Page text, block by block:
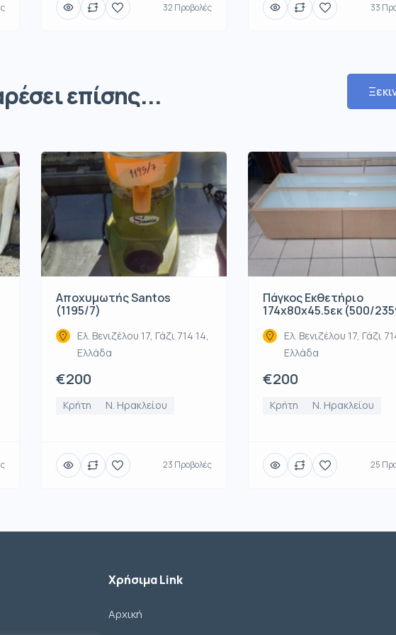
32 Προβολές 33
επίσης...
Αποχυμωτής Santos
(1195/7)
Ελ. Βενιζέλου 17, Γάζι 714 14,
Ελλάδα
€200
Κρήτη Ν. Ηρακλείου
23 Προβολές
Πάγκος Εκθετήριο
174x80x45.5εκ (500/
Ελ. Βενιζέλου 17, Γάζι
Ελλάδα
€200
Κρήτη Ν. Ηρακλείου
25
Χρήσιμα Link
Αρχική